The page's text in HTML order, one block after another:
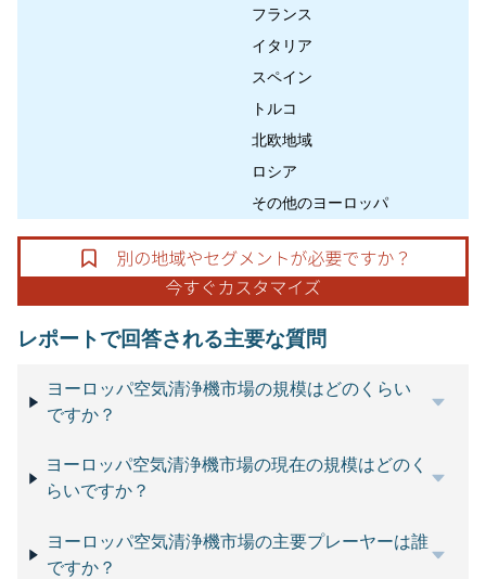
フランス
イタリア
スペイン
トルコ
北欧地域
ロシア
その他のヨーロッパ
レポートで回答される主要な質問
ヨーロッパ空気清浄機市場の規模はどのくらい
ですか？
ヨーロッパ空気清浄機市場の現在の規模はどのく
らいですか？
ヨーロッパ空気清浄機市場の主要プレーヤーは誰
ですか？